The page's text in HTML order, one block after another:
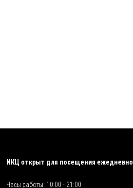
ИКЦ открыт для посещения ежедневно
Часы работы: 10:00 - 21:00